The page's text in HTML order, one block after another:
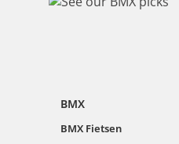
BMX
BMX Fietsen